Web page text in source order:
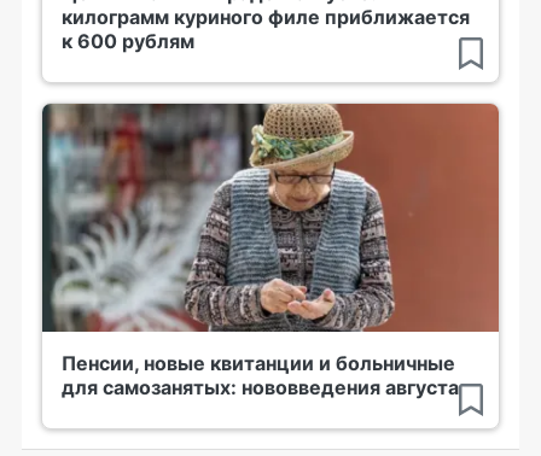
килограмм куриного филе приближается
к 600 рублям
Пенсии, новые квитанции и больничные
для самозанятых: нововведения августа